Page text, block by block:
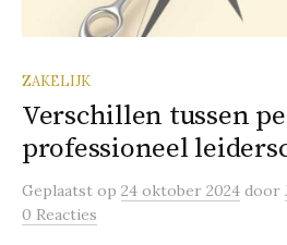
ZAKELIJK
Verschillen tussen
professioneel
Geplaatst op 24 oktober 2024 door
0 Reacties